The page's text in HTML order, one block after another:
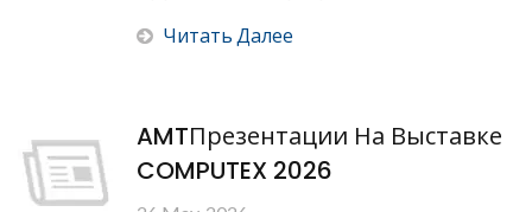
Читать Далее
AMTПрезентации На Выставке
COMPUTEX 2026